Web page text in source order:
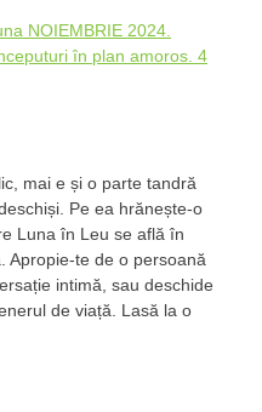
NOIEMBRIE 2024.
în plan amoros. 4
mai e și o parte tandră
Pe ea hrănește-o
Luna în Leu se află în
Apropie-te de o persoană
intimă, sau deschide
de viață. Lasă la o